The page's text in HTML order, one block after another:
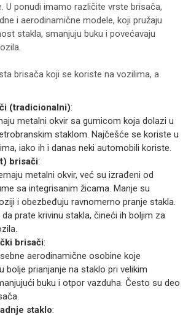
U ponudi imamo različite vrste brisača,
i aerodinamične modele, koji pružaju
stakla, smanjuju buku i povećavaju
brisača koji se koriste na vozilima, a
(tradicionalni):
metalni okvir sa gumicom koja dolazi u
staklom. Najčešće se koriste u
iako ih i danas neki automobili koriste.
brisači:
metalni okvir, već su izrađeni od
sa integrisanim žicama. Manje su
i obezbeđuju ravnomerno pranje stakla.
prate krivinu stakla, čineći ih boljim za
brisači:
aerodinamične osobine koje
bolje prianjanje na staklo pri velikim
buku i otpor vazduha. Često su deo
staklo: